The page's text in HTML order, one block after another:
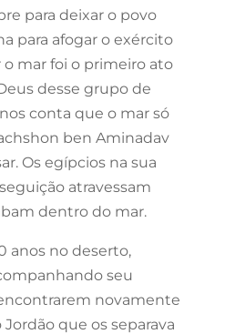
para deixar o povo
para afogar o exército
o mar foi o primeiro ato
desse grupo de
conta que o mar só
ben Aminadav
Os egípcios na sua
atravessam
dentro do mar.
anos no deserto,
seu
novamente
que os separava